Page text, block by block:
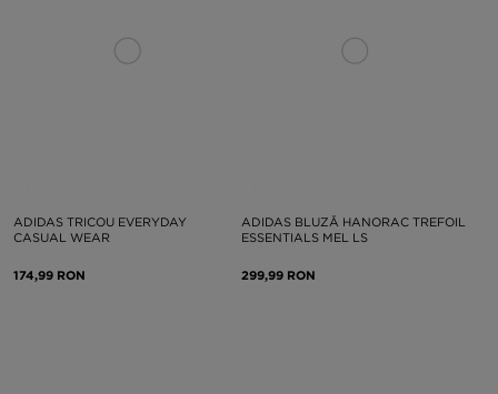
ADIDAS TRICOU EVERYDAY
CASUAL WEAR
174,99 RON
ADIDAS BLUZĂ HANORAC TREFOIL
ESSENTIALS MEL LS
299,99 RON